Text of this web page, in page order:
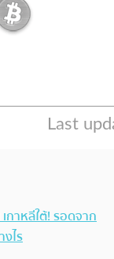
กาหลีใต้! รอดจาก
ไร